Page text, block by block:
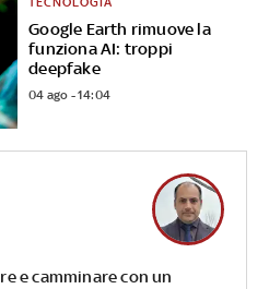
Google Earth rimuove la
funziona AI: troppi
deepfake
04 ago - 14:04
e camminare con un